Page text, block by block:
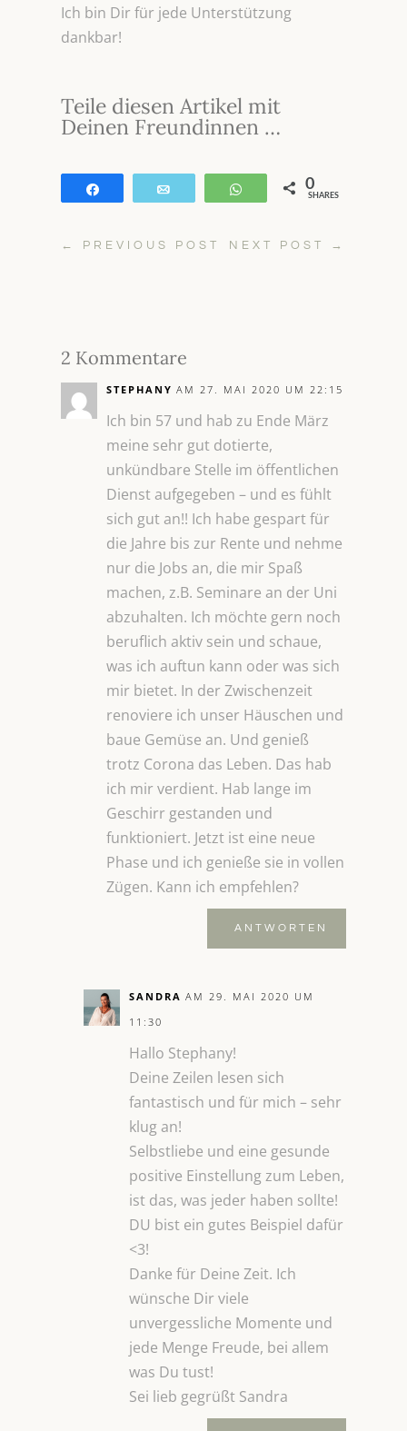
Ich bin Dir für jede Unterstützung
dankbar!
Teile diesen Artikel mit
Deinen Freundinnen …
WhatsApp
0
SHARES
← PREVIOUS POST NEXT POST →
2 Kommentare
STEPHANY AM 27. MAI 2020 UM 22:15
Ich bin 57 und hab zu Ende März
meine sehr gut dotierte,
unkündbare Stelle im öffentlichen
Dienst aufgegeben – und es fühlt
sich gut an!! Ich habe gespart für
die Jahre bis zur Rente und nehme
nur die Jobs an, die mir Spaß
machen, z.B. Seminare an der Uni
abzuhalten. Ich möchte gern noch
beruflich aktiv sein und schaue,
was ich auftun kann oder was sich
mir bietet. In der Zwischenzeit
renoviere ich unser Häuschen und
baue Gemüse an. Und genieß
trotz Corona das Leben. Das hab
ich mir verdient. Hab lange im
Geschirr gestanden und
funktioniert. Jetzt ist eine neue
Phase und ich genieße sie in vollen
Zügen. Kann ich empfehlen?
ANTWORTEN
SANDRA AM 29. MAI 2020 UM
11:30
Hallo Stephany!
Deine Zeilen lesen sich
fantastisch und für mich – sehr
klug an!
Selbstliebe und eine gesunde
positive Einstellung zum Leben,
ist das, was jeder haben sollte!
DU bist ein gutes Beispiel dafür
<3!
Danke für Deine Zeit. Ich
wünsche Dir viele
unvergessliche Momente und
jede Menge Freude, bei allem
was Du tust!
Sei lieb gegrüßt Sandra